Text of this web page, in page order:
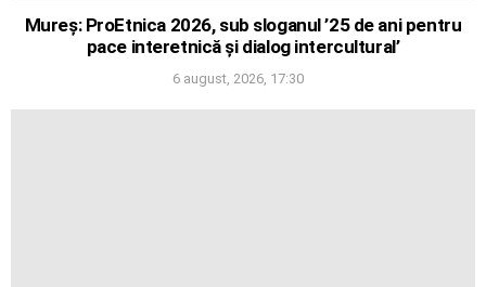
Mureș: ProEtnica 2026, sub sloganul ’25 de ani pentru
pace interetnică și dialog intercultural’
6 august, 2026, 17:30